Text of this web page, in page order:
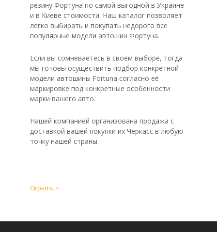
резину Фортуна по самой выгодной в Украине
и в Киеве стоимости. Наш каталог позволяет
легко выбирать и покупать недорого все
популярные модели автошин Фортуна.
Если вы сомневаетесь в своем выборе, тогда
мы готовы осуществить подбор конкретной
модели автошины Fortuna согласно её
маркировке под конкретные особенности
марки вашего авто.
Нашей компанией организована продажа с
доставкой вашей покупки их Черкасс в любую
точку нашей страны.
Скрыть